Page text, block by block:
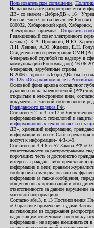
Пользовательское соглашение
На данном сайте распространяется
ДВ» со знаком «Дебри-ДВ». 16+
России, член Союза писателей
680032, Хабаровский край, Хабаровск,
Электронная приемная: Отправить
Редакционный совет электронного
началах): К.А. Пронякин, И.Ю.
Л.Н. Левина, А.Ю. Жданов, Е.Н.
Свидетельство о регистрации СМИ
Федеральной службой по надзору в
коммуникаций (Роскомнадзор)
Федерация, зарубежные страны.
В 2006 г. проект «Дебри-ДВ» был
№ 125 «Об архивном деле в
Основной фонд архива составляют
рукописи по дальневосточной (РФ)
открытым в электронном виде,
документы к частной собственности
Гражданского кодекса РФ
Согласно ч.2. п.3. ст.17
информационных технологий и защиты
информационных технологиях и о
ДВ», хранящий информацию,
информации не несет. Сайт и редакция
доступ к информации» ФЗ-149.
Согласно пп.3,4,6 ст.57 Закона РФ «О
ответственности за распространение
порочащих честь и достоинство
интересы граждан, либо
информации и (или) правами
сообщений и материалов или их
информации (а также сообщения,
общественных организаций и
ответственности за данное нарушение
массовой информации».
Согласно абз.3, п.13 Постановления
«О практике применения судами
вытекающим из содержания
надлежащим ответчиком, поскольку
информации» не вправе вмешиваться в